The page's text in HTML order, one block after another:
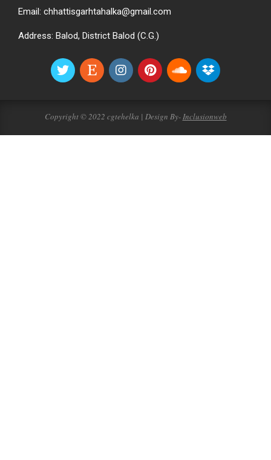
Email: chhattisgarhtahalka@gmail.com
Address: Balod, District Balod (C.G.)
Copyright © 2022 cgtehelka | Design By-Inclusionweb